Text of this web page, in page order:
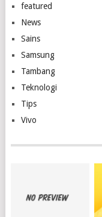
featured
News
Sains
Samsung
Tambang
Teknologi
Tips
Vivo